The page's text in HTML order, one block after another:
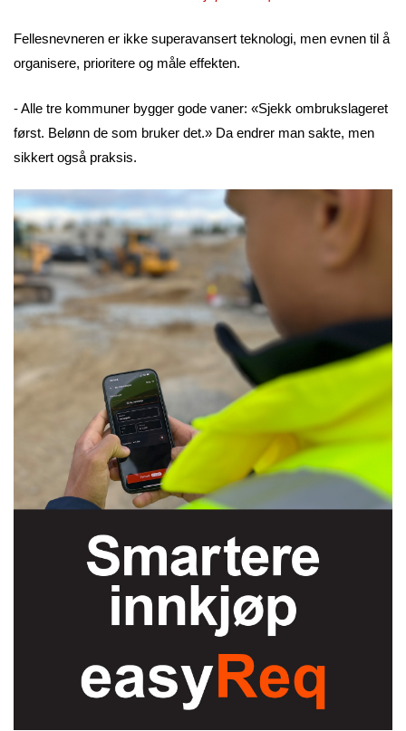
Fellesnevneren er ikke superavansert teknologi, men evnen til å
organisere, prioritere og måle effekten.
- Alle tre kommuner bygger gode vaner: «Sjekk ombrukslageret
først. Belønn de som bruker det.» Da endrer man sakte, men
sikkert også praksis.